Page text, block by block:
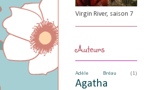
Virgin River, saison 7
Auteurs
Adèle Bréau (1)
Agatha